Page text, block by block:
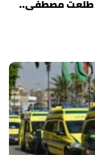
طلعت مصطفى..